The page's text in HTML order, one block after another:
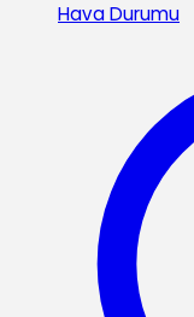
Hava Durumu